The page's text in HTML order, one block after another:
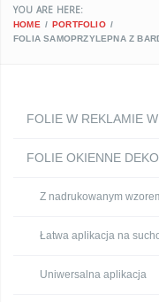
YOU ARE HERE:
HOME
PORTFOLIO
FOLIA SAMOPRZYLEPNA Z
FOLIE W REKLAMIE
FOLIE OKIENNE
Z nadrukowanym
Łatwa aplikacja na
Uniwersalna aplikacja